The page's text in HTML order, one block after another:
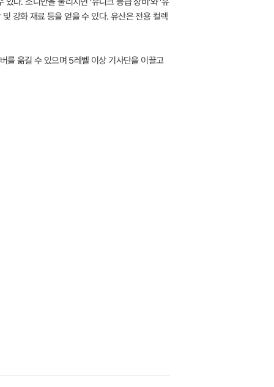
및 강화 재료 등을 얻을 수 있다. 유산은 전용 컬렉
를 옮길 수 있으며 5레벨 이상 기사단을 이끌고